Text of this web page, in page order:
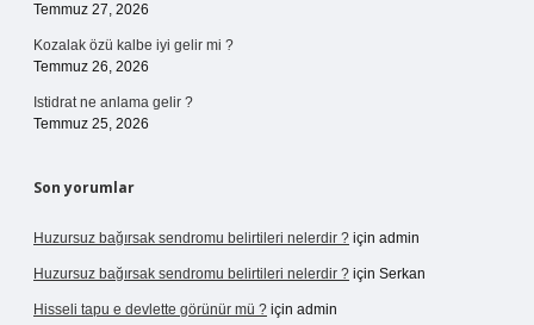
Temmuz 27, 2026
Kozalak özü kalbe iyi gelir mi ?
Temmuz 26, 2026
Istidrat ne anlama gelir ?
Temmuz 25, 2026
Son yorumlar
Huzursuz bağırsak sendromu belirtileri nelerdir ? için admin
Huzursuz bağırsak sendromu belirtileri nelerdir ? için Serkan
Hisseli tapu e devlette görünür mü ? için admin